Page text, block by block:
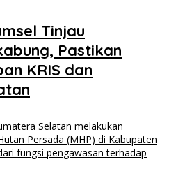
Tinjau
Pastikan
KRIS dan